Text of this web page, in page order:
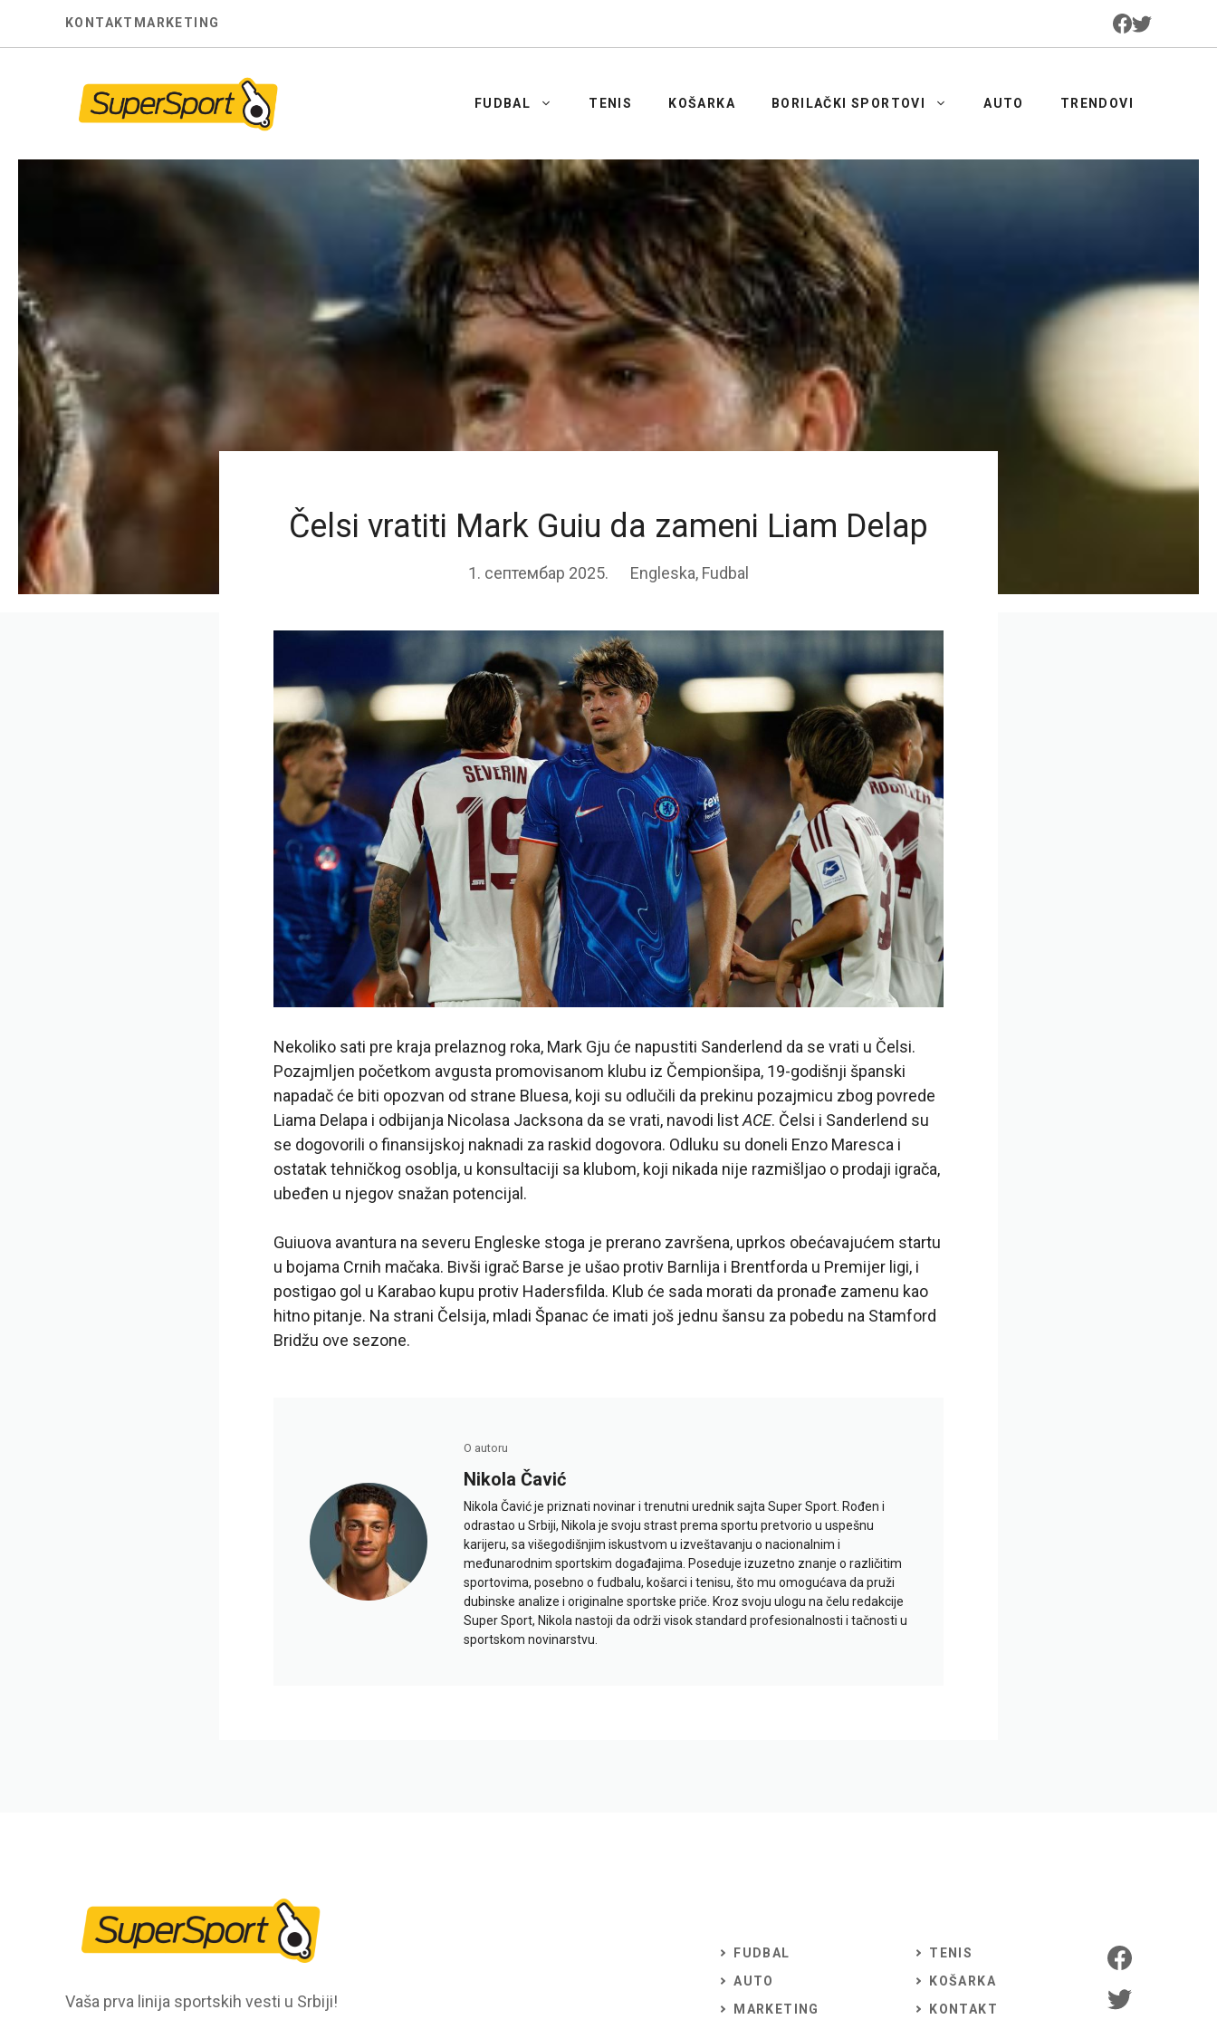
KONTAKT MARKETING
FUDBAL TENIS KOŠARKA BORILAČKI SPORTOVI AUTO TRENDOVI
Čelsi vratiti Mark Guiu da zameni Liam Delap
1. септембар 2025. Engleska, Fudbal
Nekoliko sati pre kraja prelaznog roka, Mark Gju će napustiti Sanderlend da se vrati u Čelsi.
Pozajmljen početkom avgusta promovisanom klubu iz Čempionšipa, 19-godišnji španski
napadač će biti opozvan od strane Bluesa, koji su odlučili da prekinu pozajmicu zbog povrede
Liama Delapa i odbijanja Nicolasa Jacksona da se vrati, navodi listACE. Čelsi i Sanderlend su
se dogovorili o finansijskoj naknadi za raskid dogovora. Odluku su doneli Enzo Maresca i
ostatak tehničkog osoblja, u konsultaciji sa klubom, koji nikada nije razmišljao o prodaji igrača,
ubeđen u njegov snažan potencijal.
Guiuova avantura na severu Engleske stoga je prerano završena, uprkos obećavajućem startu
u bojama Crnih mačaka. Bivši igrač Barse je ušao protiv Barnlija i Brentforda u Premijer ligi, i
postigao gol u Karabao kupu protiv Hadersfilda. Klub će sada morati da pronađe zamenu kao
hitno pitanje. Na strani Čelsija, mladi Španac će imati još jednu šansu za pobedu na Stamford
Bridžu ove sezone.
O autoru
Nikola Čavić
Nikola Čavić je priznati novinar i trenutni urednik sajta Super Sport. Rođen i
odrastao u Srbiji, Nikola je svoju strast prema sportu pretvorio u uspešnu
karijeru, sa višegodišnjim iskustvom u izveštavanju o nacionalnim i
međunarodnim sportskim događajima. Poseduje izuzetno znanje o različitim
sportovima, posebno o fudbalu, košarci i tenisu, što mu omogućava da pruži
dubinske analize i originalne sportske priče. Kroz svoju ulogu na čelu redakcije
Super Sport, Nikola nastoji da održi visok standard profesionalnosti i tačnosti u
sportskom novinarstvu.
Vaša prva linija sportskih vesti u Srbiji!
FUDBAL
AUTO
MARKETING
TENIS
KOŠARKA
KONTAKT